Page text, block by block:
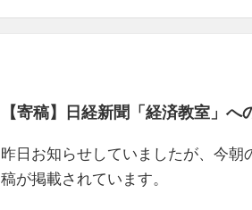
【寄稿】日経新聞「経済教室」
昨日お知らせしていましたが、今
稿が掲載されています。